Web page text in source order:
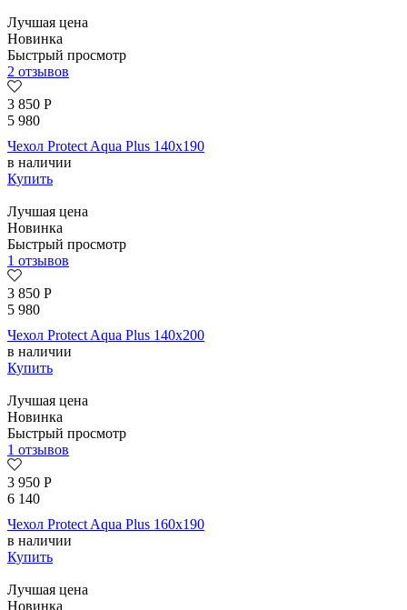
Лучшая цена
Новинка
Быстрый просмотр
2 отзывов
3 850 Р
5 980
Чехол Protect Aqua Plus 140х190
в наличии
Купить
Лучшая цена
Новинка
Быстрый просмотр
1 отзывов
3 850 Р
5 980
Чехол Protect Aqua Plus 140х200
в наличии
Купить
Лучшая цена
Новинка
Быстрый просмотр
1 отзывов
3 950 Р
6 140
Чехол Protect Aqua Plus 160х190
в наличии
Купить
Лучшая цена
Новинка